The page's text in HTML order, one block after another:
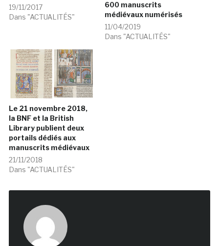
19/11/2017
Dans "ACTUALITÉS"
600 manuscrits
médiévaux numérisés
11/04/2019
Dans "ACTUALITÉS"
Le 21 novembre 2018,
la BNF et la British
Library publient deux
portails dédiés aux
manuscrits médiévaux
21/11/2018
Dans "ACTUALITÉS"